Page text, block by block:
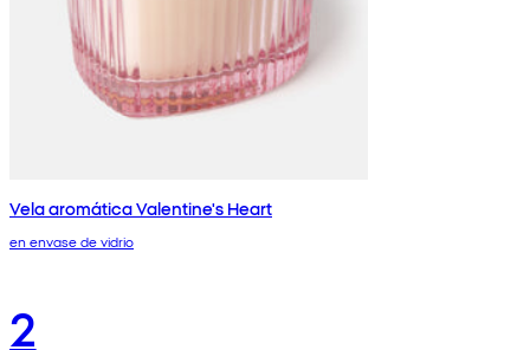
Vela aromática Valentine's Heart
en envase de vidrio
2